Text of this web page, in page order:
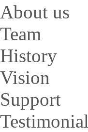
About us
Team
History
Vision
Support